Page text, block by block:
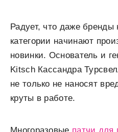
Радует, что даже бренды
категории начинают
новинки. Основатель и
Kitsch Кассандра
не только не наносят
круты в работе.